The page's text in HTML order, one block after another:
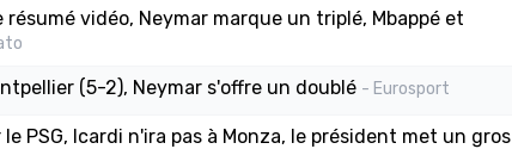
résumé vidéo, Neymar marque un triplé, Mbappé et
(5-2), Neymar s'offre un doublé - Eurosport
PSG, Icardi n'ira pas à Monza, le président met un gros